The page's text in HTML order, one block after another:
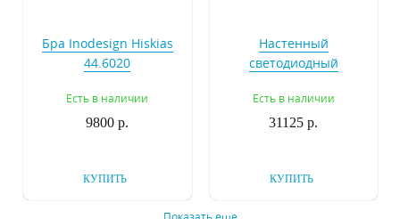
Бра Inodesign Hiskias
44.6020
Есть в наличии
9800 р.
КУПИТЬ
Настенный
светодиодный
Doct Yellow 100
Есть в наличии
31125 р.
КУПИТЬ